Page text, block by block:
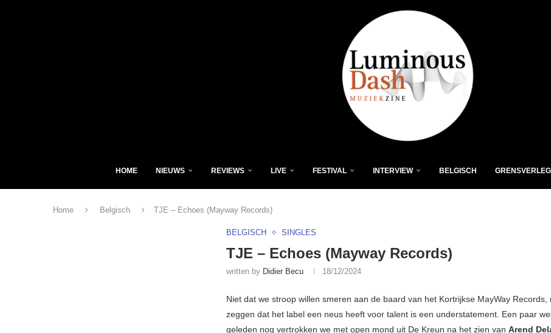
HOME NIEUWS REVIEWS LIVE FESTIVAL INTERVIEW BELGISCH
Home Belgisch TJE – Echoes (Mayway Records)
BELGISCH SINGLES
TJE – Echoes (Mayway Records)
written by Didier Becu 18/12/2024
Niet dat we stroop willen smeren aan de baard van het Kortrijkse MayWay Records,
zeggen dat het label een neus heeft voor talent is een understatement. Een paar
geleden nog vertrokken we met open mond uit De Kreun na het zien van Arend